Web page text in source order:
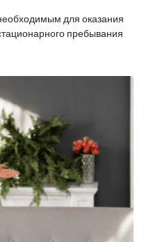
для оказания
пребывания